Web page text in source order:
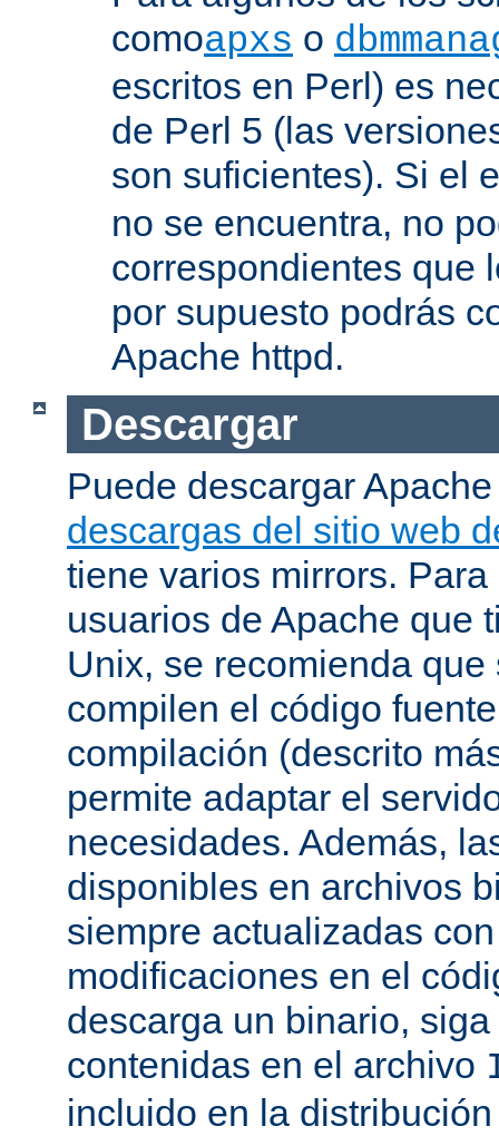
comoapxs o
escritos en Perl) es
de Perl 5 (las
son suficientes). Si el
no se encuentra, no
correspondientes que
por supuesto podrás
Apache httpd.
Descargar
Puede descargar
descargas del sitio web
tiene varios mirrors.
usuarios de Apache que
Unix, se recomienda
compilen el código
compilación (descrito
permite adaptar el
necesidades. Además,
disponibles en archivos
siempre actualizadas
modificaciones en el
descarga un binario,
contenidas en el archivo
incluido en la distribución